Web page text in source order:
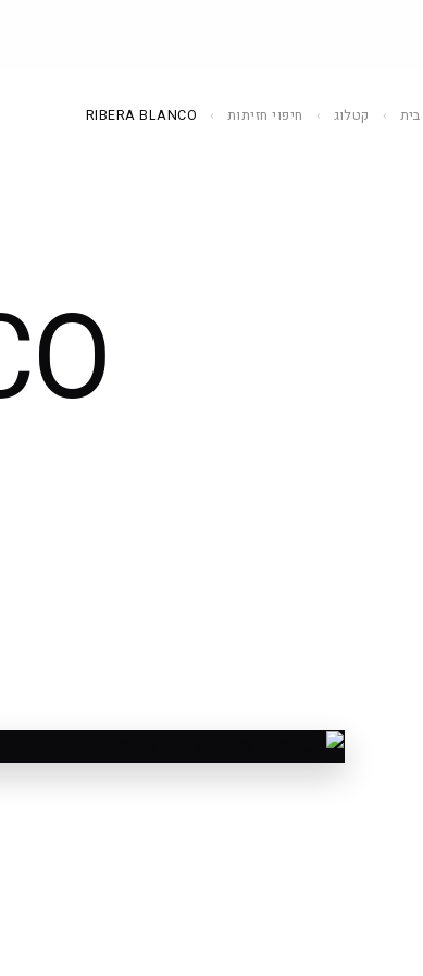
בית › קטלוג › חיפוי חזיתות ›
RIBERA BLANCO